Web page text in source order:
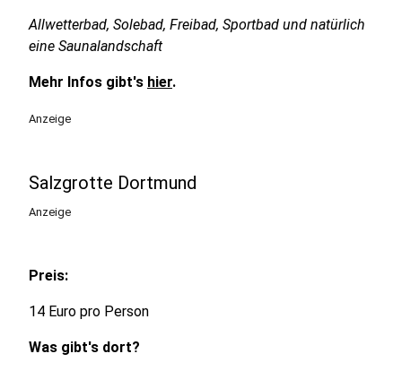
Allwetterbad, Solebad, Freibad, Sportbad und natürlich
eine Saunalandschaft
Mehr Infos gibt's hier.
Anzeige
Salzgrotte Dortmund
Anzeige
Preis:
14 Euro pro Person
Was gibt's dort?